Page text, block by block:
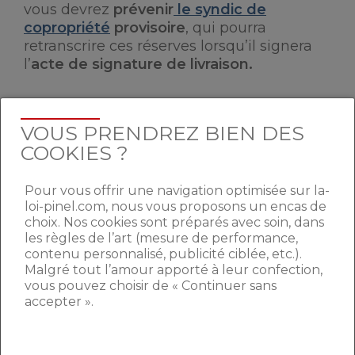
vous devrez prévenir le syndic de
copropriété provisoire, qui pourra
retranscrire ces réserves lorsqu’il signera
l’acte de signature de livraison.
A NE PAS OUBLIER LORS DE
LA VISITE DE LIVRAISON
VOUS PRENDREZ BIEN DES
COOKIES ?
Pour vous offrir une navigation optimisée sur la-
loi-pinel.com, nous vous proposons un encas de
choix. Nos cookies sont préparés avec soin, dans
les règles de l’art (mesure de performance,
contenu personnalisé, publicité ciblée, etc.).
Malgré tout l’amour apporté à leur confection,
vous pouvez choisir de « Continuer sans
accepter ».